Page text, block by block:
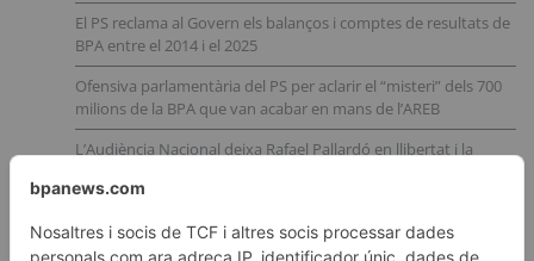
El PS reclama al Govern els balanços i comptes de resultats de
BPA entre el 2014 i el 2025
Ofensiva parlamentària del PS per aclarir el “misteri” dels 700
milions de la BPA que van acabar en mans de l’AREB
L’Audiència Nacional deixa Rafael Pallardó en llibertat i la
andorrana de l’operació Catalunya